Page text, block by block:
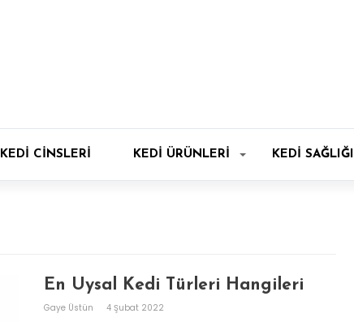
KEDI CINSLERI KEDI ÜRÜNLERI KEDI SAĞLIĞI
En Uysal Kedi Türleri Hangileri
Gaye Üstün 4 Şubat 2022